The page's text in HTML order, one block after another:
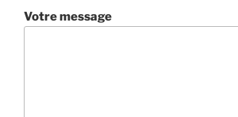
Votre message